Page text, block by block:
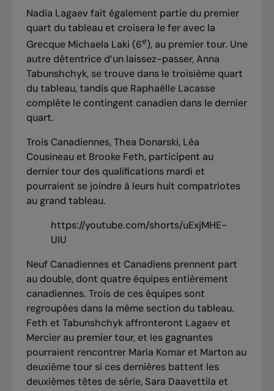
Nadia Lagaev fait également partie du premier
quart du tableau et croisera le fer avec la
Grecque Michaela Laki (6e), au premier tour. Une
autre détentrice d’un laissez-passer, Anna
Tabunshchyk, se trouve dans le troisième quart
du tableau, tandis que Raphaëlle Lacasse
complète le contingent canadien dans le dernier
quart.
Trois Canadiennes, Thea Donarski, Léa
Cousineau et Brooke Feth, participent au
dernier tour des qualifications mardi et
pourraient se joindre à leurs huit compatriotes
au grand tableau.
https://youtube.com/shorts/uExjMHE-
UIU
Neuf Canadiennes et Canadiens prennent part
au double, dont quatre équipes entièrement
canadiennes. Trois de ces équipes sont
regroupées dans la même section du tableau.
Feth et Tabunshchyk affronteront Lagaev et
Mercier au premier tour, et les gagnantes
pourraient rencontrer Maria Komar et Marton au
deuxième tour si ces dernières battent les
deuxièmes têtes de série, Sara Daavettila et